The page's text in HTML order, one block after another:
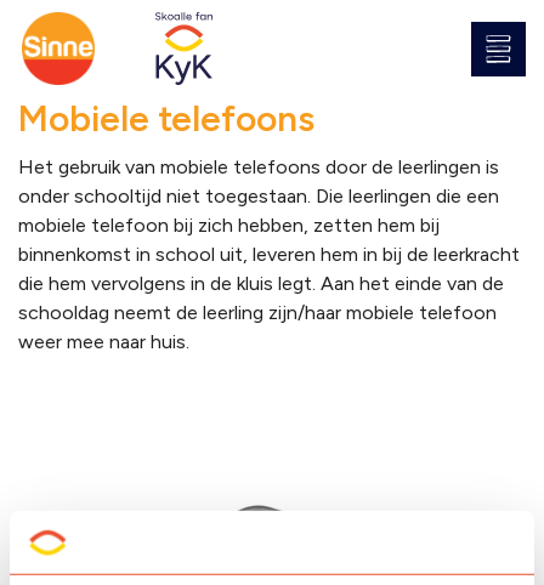
Mobiele telefoons
Het gebruik van mobiele telefoons door de leerlingen is
onder schooltijd niet toegestaan. Die leerlingen die een
mobiele telefoon bij zich hebben, zetten hem bij
binnenkomst in school uit, leveren hem in bij de leerkracht
die hem vervolgens in de kluis legt. Aan het einde van de
schooldag neemt de leerling zijn/haar mobiele telefoon
weer mee naar huis.